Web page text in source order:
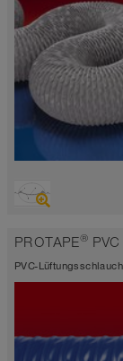
Saugschlauch +
Wandstärke
-10°C bis 80°C
PROTAPE®
PVC-